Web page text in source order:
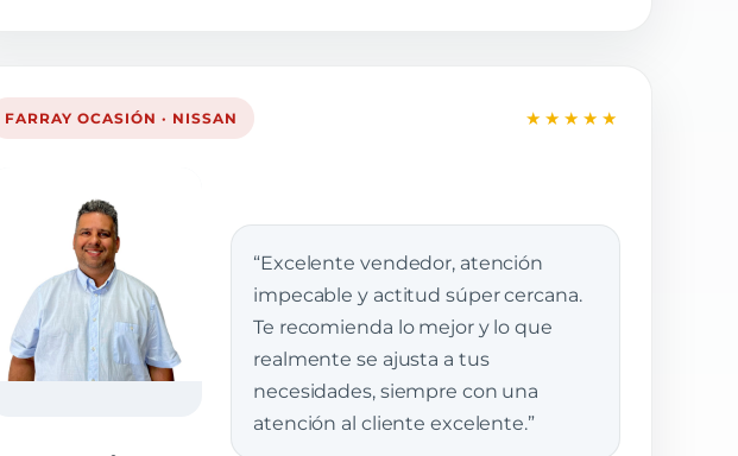
FARRAY OCASIÓN · NISSAN ★★★★★
“Excelente vendedor, atención
impecable y actitud súper cercana.
Te recomienda lo mejor y lo que
realmente se ajusta a tus
necesidades, siempre con una
atención al cliente excelente.”